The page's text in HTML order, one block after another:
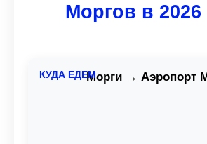
Моргов в 2026
Морги → Аэропорт